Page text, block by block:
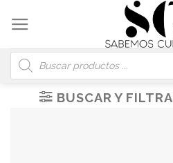
content
Búsqueda
de
productos
BUSCAR Y